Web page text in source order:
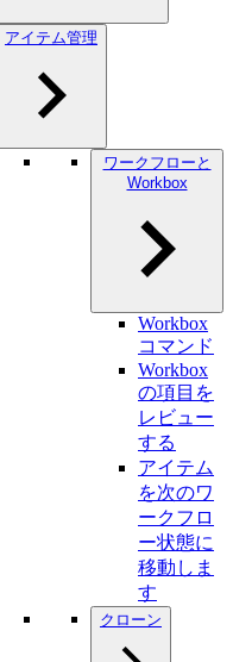
アイテム管理
ワークフローと
Workbox
Workbox
コマンド
Workbox
の項目を
レビュー
する
アイテム
を次のワ
ークフロ
ー状態に
移動しま
す
クローン